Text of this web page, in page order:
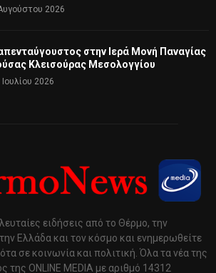
2026
στην Ιερά Μονή Παναγίας
Κλεισούρας Μεσολογγίου
Ιουλίου 2026
ειδήσεις από το Θέρμο, την
Ελλάδα και τον κόσμο και ενημερωθείτε
σε κοινωνία και πολιτική. Όλα τα νέα της
της ONLINE MEDIA με αριθμό 14312